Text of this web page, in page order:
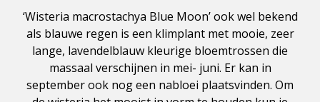
‘Wisteria macrostachya Blue Moon’ ook wel bekend
als blauwe regen is een klimplant met mooie, zeer
lange, lavendelblauw kleurige bloemtrossen die
massaal verschijnen in mei- juni. Er kan in
september ook nog een nabloei plaatsvinden. Om